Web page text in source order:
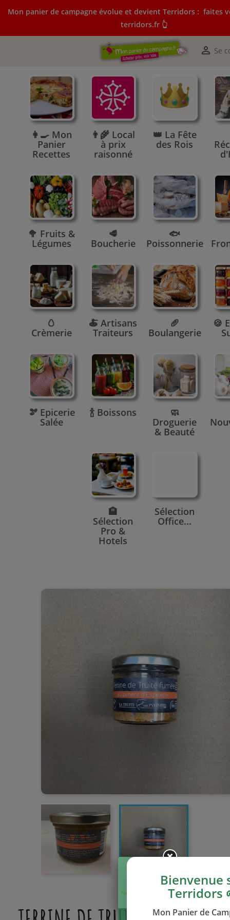
Mon panier de campagne évolue et devient Terridors : faites
terridors.fr 👆
 Se
Mon panier de campagne évolue et devient Terridors:
courses sur terridors.fr 👆
👩‍🍳 Mon
Panier
Recettes
👨‍🌾 Local
à prix
raisonné
👑 La Fête
des Rois
🥦 Fruits &
Légumes
🥩
Boucherie
🐟
Poissonnerie
🥚
Crèmerie
🍝 Artisans
Traiteurs
🥖
Boulangerie
🍪
🫘 Epicerie
Salée
🍾 Boissons 🧼
Droguerie
& Beauté
🏨
Sélection
Pro &
Hotels
Sélection
Office...
Bienvenue
Terridors
Mon Panier de
Ne plus afficher